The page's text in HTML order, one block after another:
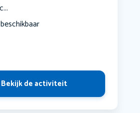
Bekijk de activiteit